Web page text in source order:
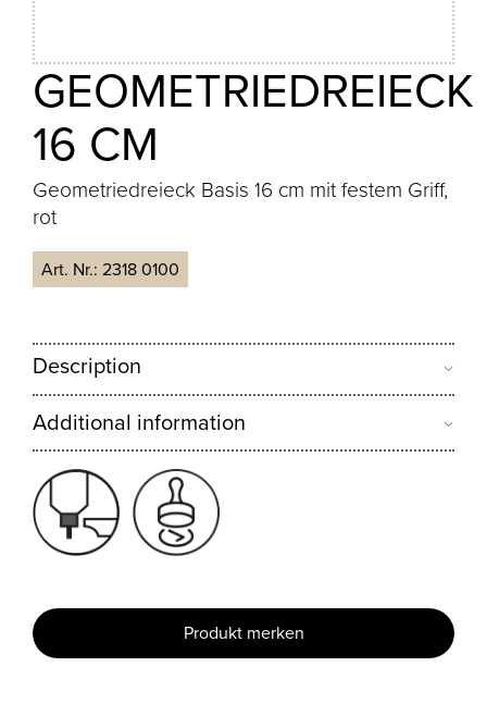
GEOMETRIEDREIECK
16 CM
Geometriedreieck Basis 16 cm mit festem Griff,
rot
Art. Nr.:2318 0100
Description
Additional information
Produkt merken